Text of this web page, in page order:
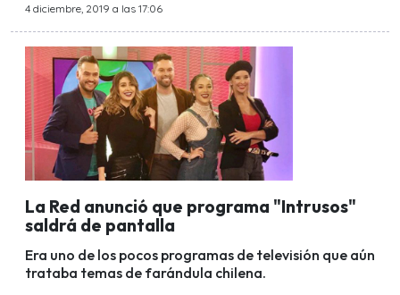
4 diciembre, 2019 a las 17:06
La Red anunció que programa "Intrusos"
saldrá de pantalla
Era uno de los pocos programas de televisión que aún
trataba temas de farándula chilena.